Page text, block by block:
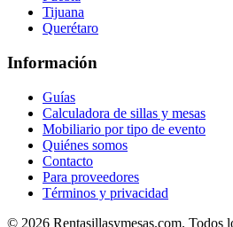
Tijuana
Querétaro
Información
Guías
Calculadora de sillas y mesas
Mobiliario por tipo de evento
Quiénes somos
Contacto
Para proveedores
Términos y privacidad
© 2026 Rentasillasymesas.com. Todos